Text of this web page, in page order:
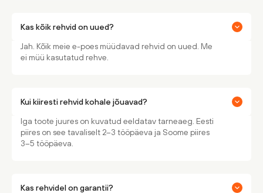
Kas kõik rehvid on uued?
Jah. Kõik meie e-poes müüdavad rehvid on uued. Me
ei müü kasutatud rehve.
Kui kiiresti rehvid kohale jõuavad?
Iga toote juures on kuvatud eeldatav tarneaeg. Eesti
piires on see tavaliselt 2–3 tööpäeva ja Soome piires
3–5 tööpäeva.
Kas rehvidel on garantii?